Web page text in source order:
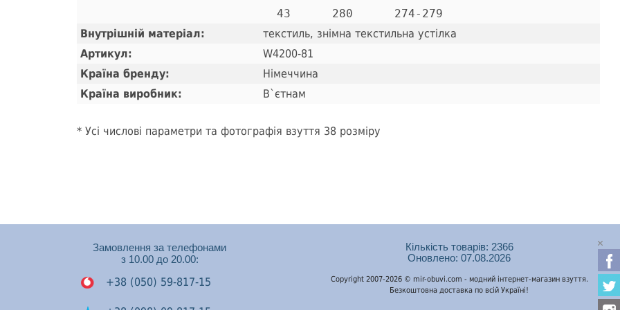
Внутрішній матеріал:
текстиль, знімна текстильна устілка
Артикул:
W4200-81
Країна бренду:
Німеччина
Країна виробник:
В`єтнам
* Усі числові параметри та фотографія взуття 38 розміру
Замовлення за телефонами
з 10.00 до 20.00:
+38 (050) 59-817-15
Кількість товарів: 2366
Оновлено: 07.08.2026
Copyright 2007-2026 © mir-obuvi.com - модний інтернет-магазин взуття.
Безкоштовна доставка по всій Україні!